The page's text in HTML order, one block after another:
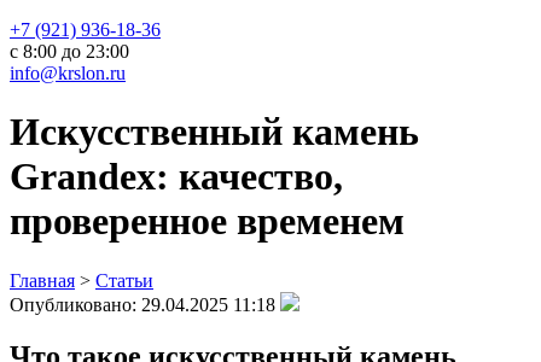
+7 (921) 936-18-36
с 8:00 до 23:00
info@krslon.ru
Искусственный камень
Grandex: качество,
проверенное временем
Главная > Статьи
Опубликовано: 29.04.2025 11:18
Что такое искусственный камень